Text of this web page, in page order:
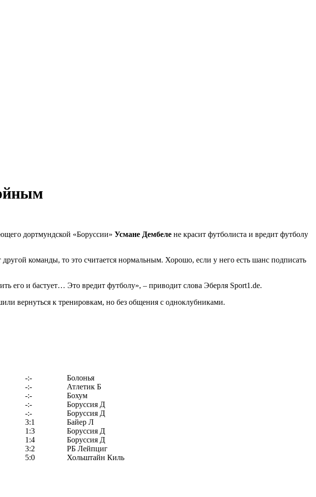
дортмундской «Боруссии» Усмане Дембеле не красит футболиста и вредит футболу
команды, то это считается нормальным. Хорошо, если у него есть шанс подписать
его и бастует… Это вредит футболу», – приводит слова Эберля Sport1.de.
вернуться к тренировкам, но без общения с одноклубниками.
-:-
Болонья
-:-
Атлетик Б
-:-
Бохум
-:-
Боруссия Д
-:-
Боруссия Д
3:1
Байер Л
1:3
Боруссия Д
1:4
Боруссия Д
3:2
РБ Лейпциг
5:0
Хольштайн Киль